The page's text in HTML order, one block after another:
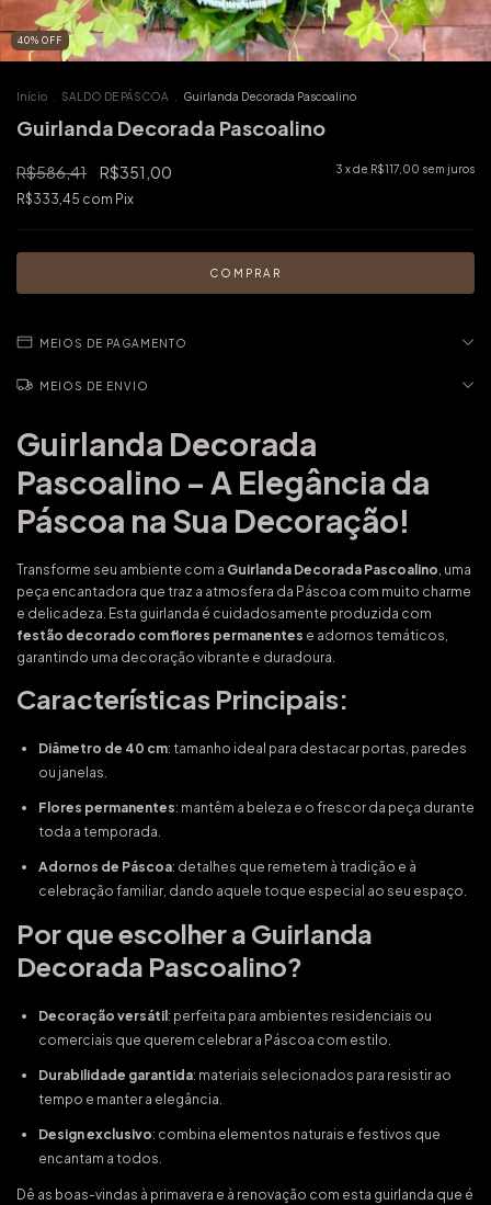
40% OFF
Início SALDO DE PÁSCOA Guirlanda Decorada Pascoalino
Guirlanda Decorada Pascoalino
R$586,41 R$351,00 3 x de R$117,00 sem juros
R$333,45 com Pix
MEIOS DE PAGAMENTO
MEIOS DE ENVIO
Guirlanda Decorada
Pascoalino – A Elegância da
Páscoa na Sua Decoração!
Transforme seu ambiente com a Guirlanda Decorada Pascoalino, uma
peça encantadora que traz a atmosfera da Páscoa com muito charme
e delicadeza. Esta guirlanda é cuidadosamente produzida com
festão decorado com flores permanentes e adornos temáticos,
garantindo uma decoração vibrante e duradoura.
Características Principais:
Diâmetro de 40 cm: tamanho ideal para destacar portas, paredes
ou janelas.
Flores permanentes: mantêm a beleza e o frescor da peça durante
toda a temporada.
Adornos de Páscoa: detalhes que remetem à tradição e à
celebração familiar, dando aquele toque especial ao seu espaço.
Por que escolher a Guirlanda
Decorada Pascoalino?
Decoração versátil : perfeita para ambientes residenciais ou
comerciais que querem celebrar a Páscoa com estilo.
Durabilidade garantida: materiais selecionados para resistir ao
tempo e manter a elegância.
Design exclusivo: combina elementos naturais e festivos que
encantam a todos.
Dê as boas-vindas à primavera e à renovação com esta guirlanda que é